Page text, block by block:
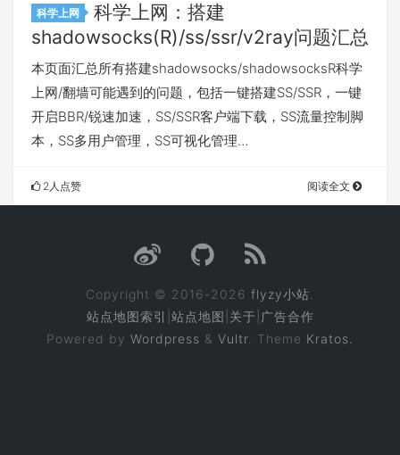
科学上网
科学上网：搭建
shadowsocks(R)/ss/ssr/v2ray问题汇总
本页面汇总所有搭建shadowsocks/shadowsocksR科学
上网/翻墙可能遇到的问题，包括一键搭建SS/SSR，一键
开启BBR/锐速加速，SS/SSR客户端下载，SS流量控制脚
本，SS多用户管理，SS可视化管理…
2人点赞 阅读全文
Copyright © 2016-2026 flyzy小站
站点地图索引 站点地图 关于 广告合作
Powered by Wordpress & Vultr . Theme Kratos.